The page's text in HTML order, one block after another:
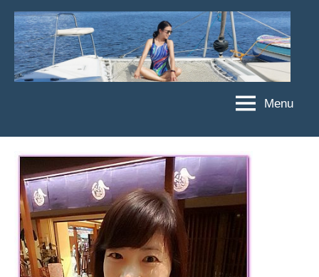
Skip
content
菲
亞
娃
JEFFIA
FANG
娃
粉
絲
團、
主
題
Menu